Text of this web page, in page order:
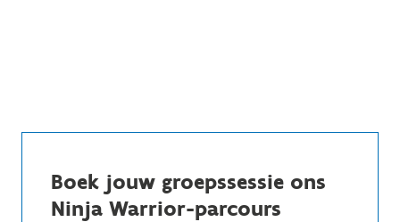
Boek jouw groepssessie ons
Ninja Warrior-parcours